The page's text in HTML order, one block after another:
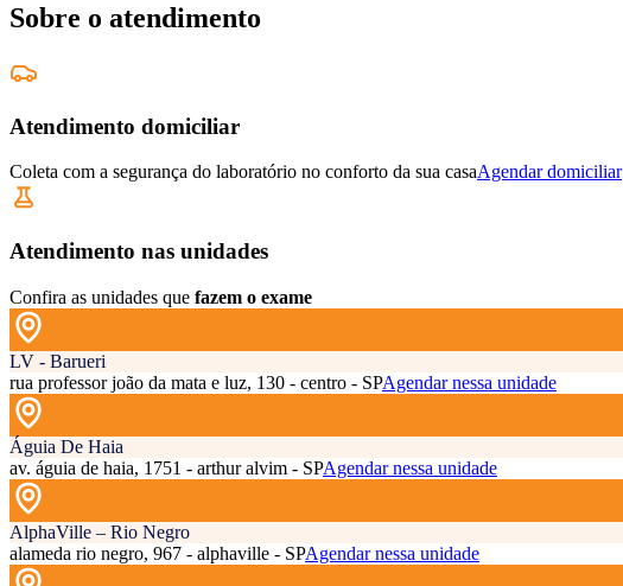
Sobre o atendimento
Atendimento domiciliar
Coleta com a segurança do laboratório no conforto da sua casaAgendar domiciliar
Atendimento nas unidades
Confira as unidades que fazem o exame
LV - Barueri
rua professor joão da mata e luz, 130 - centro - SPAgendar nessa unidade
Águia De Haia
av. águia de haia, 1751 - arthur alvim - SPAgendar nessa unidade
AlphaVille – Rio Negro
alameda rio negro, 967 - alphaville - SPAgendar nessa unidade